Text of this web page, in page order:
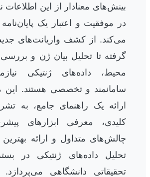
بینش‌های معنادار از این
در موفقیت و اعتبار یک
می‌کند. از کشف واریانت‌های
گرفته تا تحلیل بیان ژن و
محیط، داده‌های ژنتیکی
سامانمند و تخصصی هستند. این
ارائه یک راهنمای جامع، به
کلیدی، معرفی ابزارهای
چالش‌های متداول و ارائه
تحلیل داده‌های ژنتیکی در
تحقیقاتی دانشگاهی